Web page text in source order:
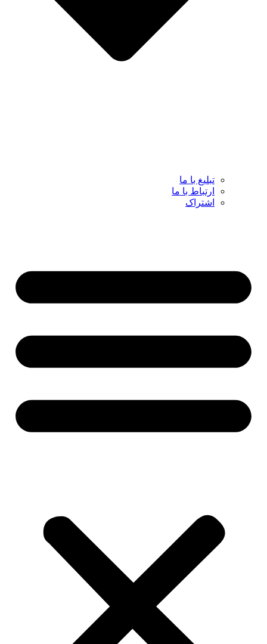
تبلیغ با ما
ارتباط با ما
اشتراک